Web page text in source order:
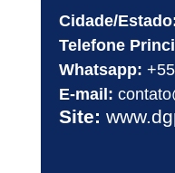
Cidade/
Telefone
Whatsapp:
E-mail:
Site: